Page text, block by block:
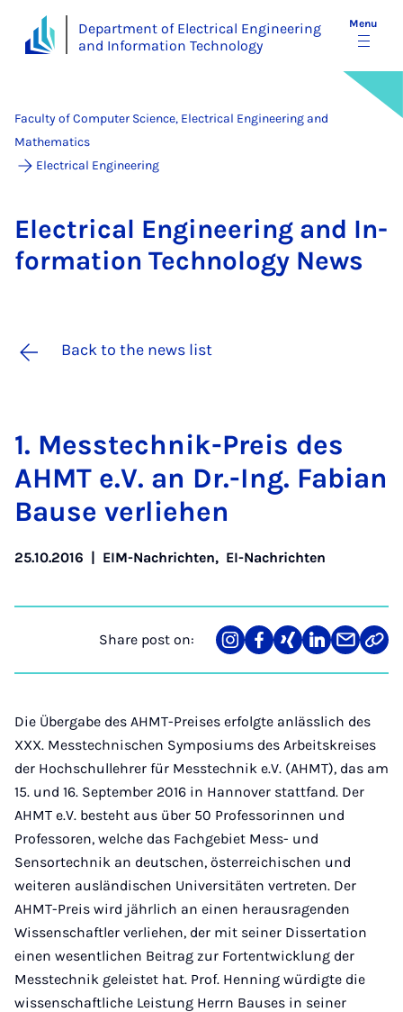
Department of Electrical Engineering
and Information Technology
Menu
Faculty of Computer Science, Electrical Engineering and
Mathematics
Electrical Engineering
Elec­tric­al En­gin­eer­ing and In­
form­a­tion Tech­no­logy News
Back to the news list
1. Mess­tech­nik-Pre­is des
AH­MT e.V. an Dr.-Ing. Fa­bi­an
Bause ver­liehen
25.10.2016 | EIM-Nachrichten, EI-Nachrichten
Share post on:
Share
on
Teilen
auf
Teilen
auf
Teilen
auf
Teilen
über
Mail
Link
Die Übergabe des AHMT-Preises erfolgte anlässlich des
XXX. Messtechnischen Symposiums des Arbeitskreises
der Hochschullehrer für Messtechnik e.V. (AHMT), das am
15. und 16. September 2016 in Hannover stattfand. Der
AHMT e.V. besteht aus über 50 Professorinnen und
Professoren, welche das Fachgebiet Mess- und
Sensortechnik an deutschen, österreichischen und
weiteren ausländischen Universitäten vertreten. Der
AHMT-Preis wird jährlich an einen herausragenden
Wissenschaftler verliehen, der mit seiner Dissertation
einen wesentlichen Beitrag zur Fortentwicklung der
Messtechnik geleistet hat. Prof. Henning würdigte die
wissenschaftliche Leistung Herrn Bauses in seiner